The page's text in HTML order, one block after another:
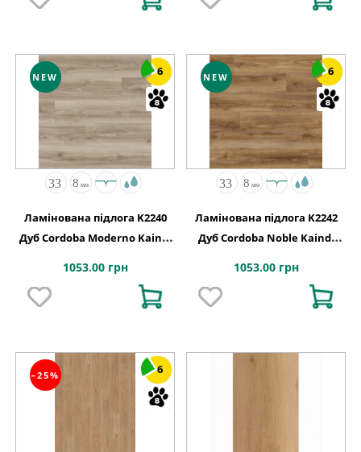
NEW 6
Ламінована підлога K2240
Дуб Cordoba Moderno Kaindl
1053.00 грн
NEW 6
Ламінована підлога K2242
Дуб Cordoba Noble Kaindl
1053.00 грн
−25% 6